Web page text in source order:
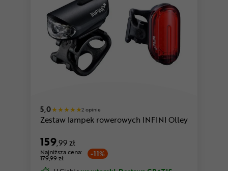
5,0 2 opinie
Zestaw lampek rowerowych INFINI Olley
159,99 zł
-11%
Najniższa cena:
179,99 zł